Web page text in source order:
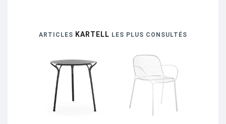
ARTICLES KARTELL LES PLUS CONSULTÉS